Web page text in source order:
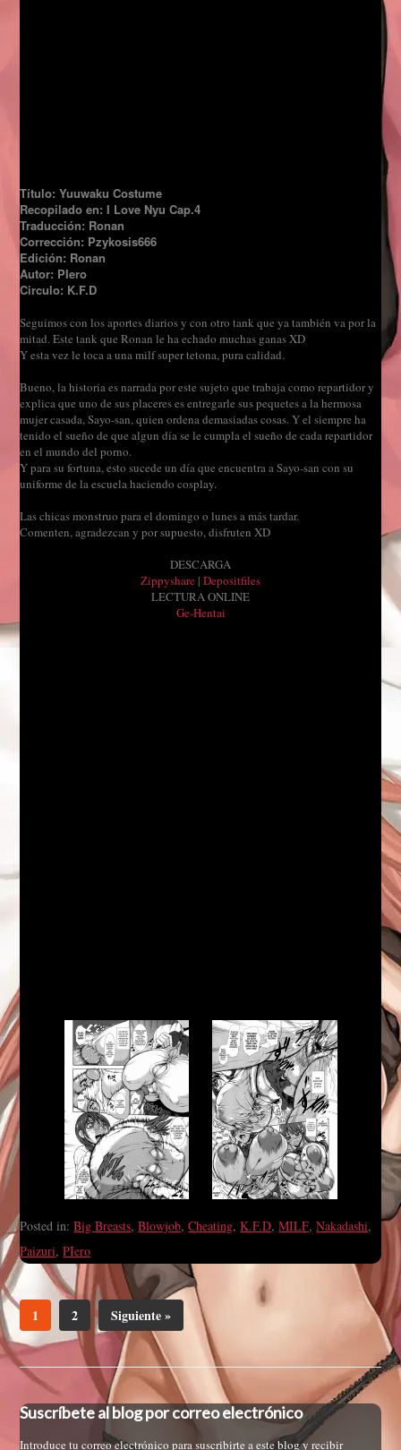
Título: Yuuwaku Costume
Recopilado en: I Love Nyu Cap.4
Traducción: Ronan
Corrección: Pzykosis666
Edición: Ronan
Autor: PIero
Circulo: K.F.D
Seguimos con los aportes diarios y con otro tank que ya también va por la
mitad. Este tank que Ronan le ha echado muchas ganas XD
Y esta vez le toca a una milf super tetona, pura calidad.
Bueno, la historia es narrada por este sujeto que trabaja como repartidor y
explica que uno de sus placeres es entregarle sus pequetes a la hermosa
mujer casada, Sayo-san, quien ordena demasiadas cosas. Y el siempre ha
tenido el sueño de que algun día se le cumpla el sueño de cada repartidor
en el mundo del porno.
Y para su fortuna, esto sucede un día que encuentra a Sayo-san con su
uniforme de la escuela haciendo cosplay.
Las chicas monstruo para el domingo o lunes a más tardar.
Comenten, agradezcan y por supuesto, disfruten XD
DESCARGA
Zippyshare | Depositfiles
LECTURA ONLINE
Ge-Hentai
Posted in:Big Breasts,Blowjob,Cheating,K.F.D,MILF,Nakadashi,
Paizuri,PIero
1 2 Siguiente »
Suscríbete al blog por correo electrónico
Introduce tu correo electrónico para suscribirte a este blog y recibir